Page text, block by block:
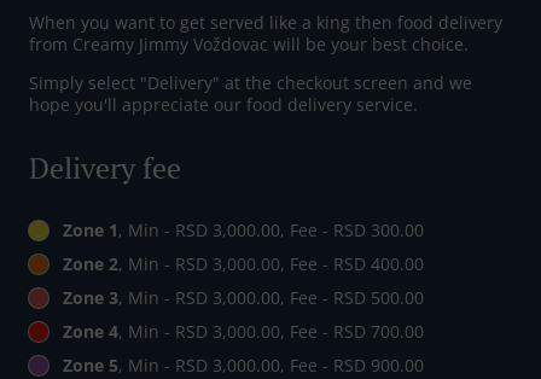
When you want to get served like a king then food delivery
from Creamy Jimmy Voždovac will be your best choice.
Simply select "Delivery" at the checkout screen and we
hope you'll appreciate our food delivery service.
Delivery fee
Zone 1, Min - RSD 3,000.00, Fee - RSD 300.00
Zone 2, Min - RSD 3,000.00, Fee - RSD 400.00
Zone 3, Min - RSD 3,000.00, Fee - RSD 500.00
Zone 4, Min - RSD 3,000.00, Fee - RSD 700.00
Zone 5, Min - RSD 3,000.00, Fee - RSD 900.00